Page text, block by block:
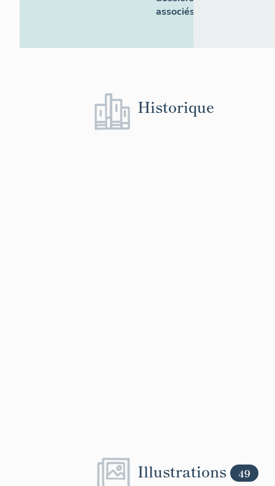
associés
Historique
Illustrations 49